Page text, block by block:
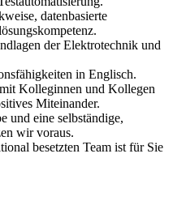
datenbasierte
der Elektrotechnik und
in Englisch.
Kolleginnen und Kollegen
Miteinander.
und eine selbständige,
wir voraus.
besetzten Team ist für Sie